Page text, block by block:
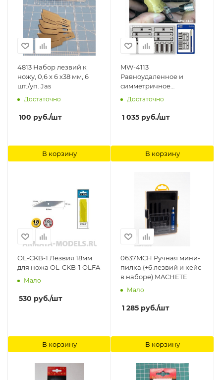
4813 Набор лезвий к
ножу, 0,6 х 6 х38 мм, 6
шт./уп. Jas
Достаточно
100 руб./шт
В корзину
MW-4113
Равноудаленное и
симметричное
разметочное
перочинное лезвие
ножа ManWah
Достаточно
1 035 руб./шт
В корзину
OL-CKB-1 Лезвия 18мм
для ножа OL-CKB-1 OLFA
Мало
530 руб./шт
В корзину
0637MCH Ручная мини-
пилка (+6 лезвий и кейс
в наборе) MACHETE
Мало
1 285 руб./шт
В корзину